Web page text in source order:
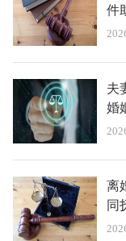
件
夫
婚
离
同